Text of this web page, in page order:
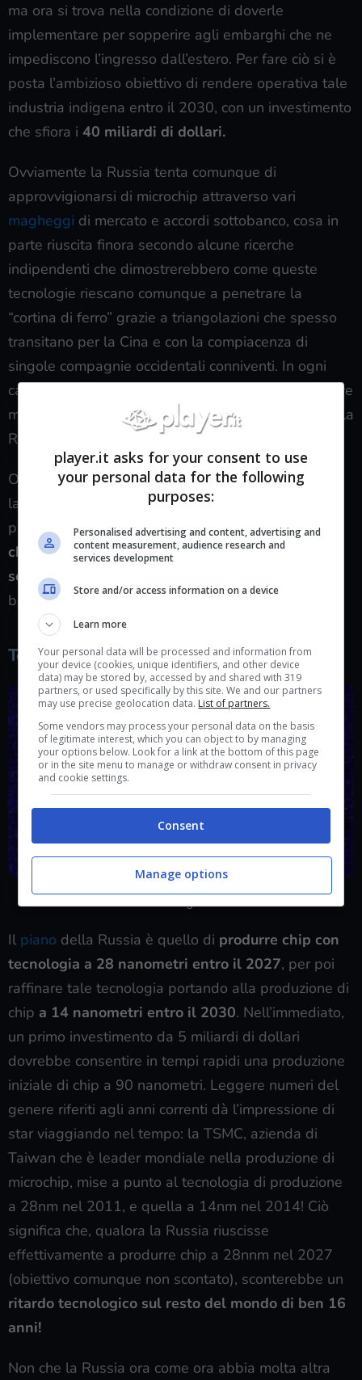
ma ora si trova nella condizione di doverle
implementare per sopperire agli embarghi che ne
impediscono l’ingresso dall’estero. Per fare ciò si è
posta l’ambizioso obiettivo di rendere operativa tale
industria indigena entro il 2030, con un investimento
che sfiora i 40 miliardi di dollari.
Ovviamente la Russia tenta comunque di
approvvigionarsi di microchip attraverso vari
magheggi di mercato e accordi sottobanco, cosa in
parte riuscita finora secondo alcune ricerche
indipendenti che dimostrerebbero come queste
tecnologie riescano comunque a penetrare la
“cortina di ferro” grazie a triangolazioni che spesso
transitano per la Cina e con la compiacenza di
singole compagnie occidentali conniventi. In ogni
caso questi sono tamponi che possono solo risolvere
marginalmente il problema nell’immediato, mentre la
Russia è al lavoro anche sul lungo periodo.
Ora i piani della Russia sono quelli di rivitalizzare la
lavorazione intera di semiconduttori per poter
produrre microchip in autonomia, ma le tecnologie
che può sperare di ottenere in tempi ragionevoli
sono già oggi molto anziane
ben 16 anni di età!
Tecnologia vintage
I microchip russi non saranno mai un fiore all’occhiello
tecnologico
Il piano della Russia è quello di produrre chip con
tecnologia a 28 nanometri entro il 2027, per poi
raffinare tale tecnologia portando alla produzione di
chip a 14 nanometri entro il 2030. Nell’immediato,
un primo investimento da 5 miliardi di dollari
dovrebbe consentire in tempi rapidi una produzione
iniziale di chip a 90 nanometri. Leggere numeri del
genere riferiti agli anni correnti dà l’impressione di
star viaggiando nel tempo: la TSMC, azienda di
Taiwan che è leader mondiale nella produzione di
microchip, mise a punto al tecnologia di produzione
a 28nm nel 2011, e quella a 14nm nel 2014! Ciò
significa che, qualora la Russia riuscisse
effettivamente a produrre chip a 28nnm nel 2027
(obiettivo comunque non scontato), sconterebbe un
ritardo tecnologico sul resto del mondo di ben 16
anni!
Non che la Russia ora come ora abbia molta altra
player.it asks for your consent to use
your personal data for the following
purposes:
Personalised advertising and content, advertising and
content measurement, audience research and
services development
Store and/or access information on a device
Learn more
Your personal data will be processed and information from
your device (cookies, unique identifiers, and other device
data) may be stored by, accessed by and shared with 319
partners, or used specifically by this site. We and our partners
may use precise geolocation data. List of partners.
Some vendors may process your personal data on the basis
of legitimate interest, which you can object to by managing
your options below. Look for a link at the bottom of this page
or in the site menu to manage or withdraw consent in privacy
and cookie settings.
Consent
Manage options